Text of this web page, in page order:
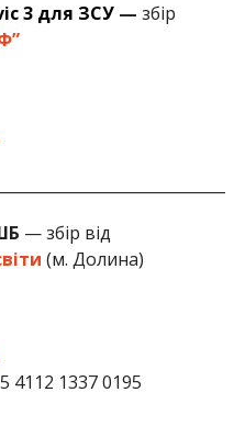
3 для ЗСУ— збір
— збір від
(м. Долина)
1337 0195